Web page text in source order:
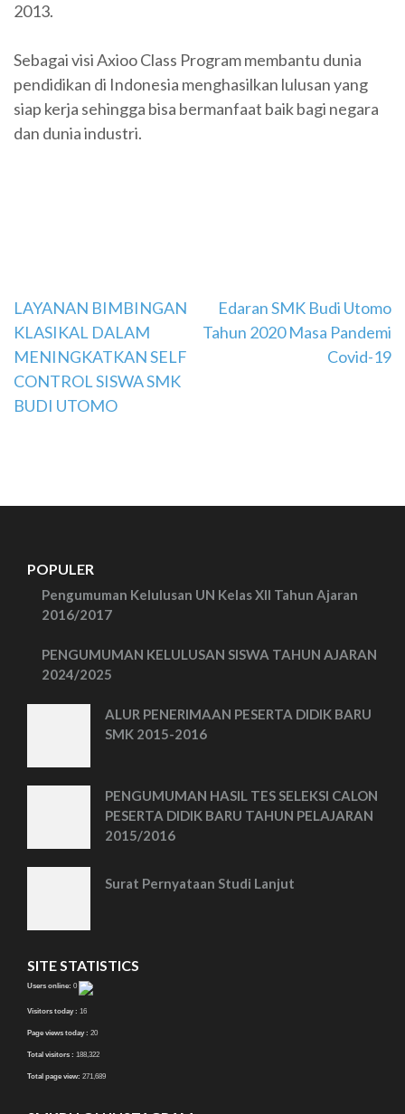
2013.
Sebagai visi Axioo Class Program membantu dunia
pendidikan di Indonesia menghasilkan lulusan yang
siap kerja sehingga bisa bermanfaat baik bagi negara
dan dunia industri.
Navigasi
pos
LAYANAN BIMBINGAN
KLASIKAL DALAM
MENINGKATKAN SELF
CONTROL SISWA SMK
BUDI UTOMO
Edaran SMK Budi Utomo
Tahun 2020 Masa Pandemi
Covid-19
POPULER
Pengumuman Kelulusan UN Kelas XII Tahun Ajaran
2016/2017
PENGUMUMAN KELULUSAN SISWA TAHUN AJARAN
2024/2025
ALUR PENERIMAAN PESERTA DIDIK BARU
SMK 2015-2016
PENGUMUMAN HASIL TES SELEKSI CALON
PESERTA DIDIK BARU TAHUN PELAJARAN
2015/2016
Surat Pernyataan Studi Lanjut
SITE STATISTICS
Users online: 0
Visitors today : 16
Page views today : 20
Total visitors : 188,322
Total page view: 271,689